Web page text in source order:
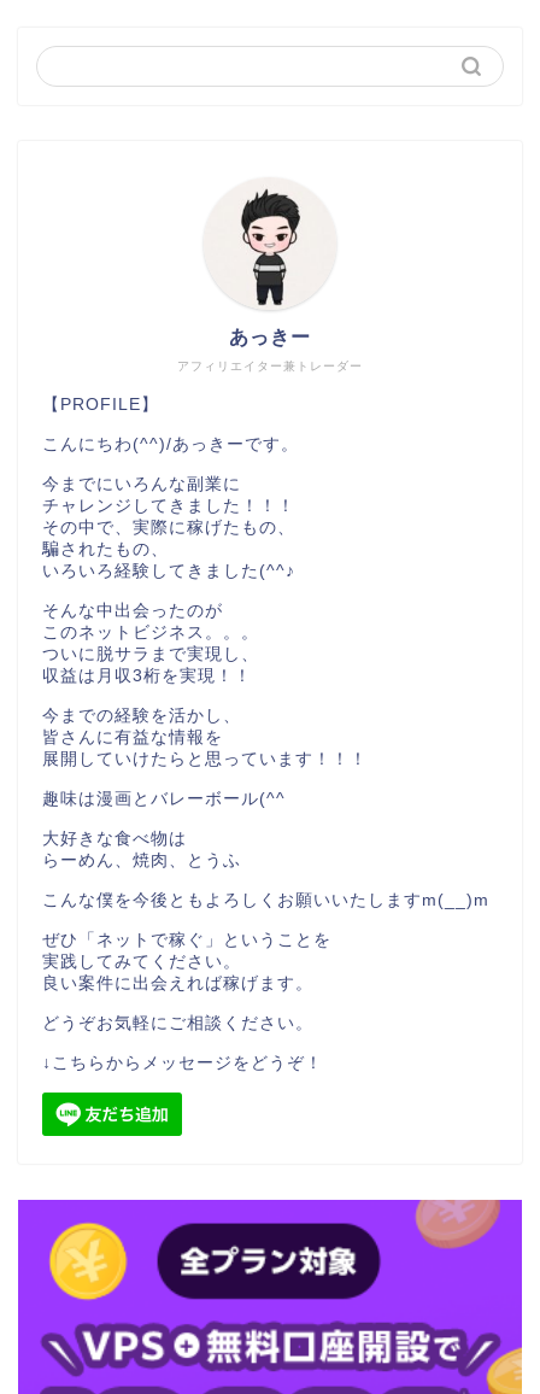
アフィリエイター兼トレーダー
あっきー
【PROFILE】
こんにちわ(^^)/あっきーです。
今までにいろんな副業に
チャレンジしてきました！！！
その中で、実際に稼げたもの、
騙されたもの、
いろいろ経験してきました(^^♪
そんな中出会ったのが
このネットビジネス。。。
ついに脱サラまで実現し、
収益は月収3桁を実現！！
今までの経験を活かし、
皆さんに有益な情報を
展開していけたらと思っています！！！
趣味は漫画とバレーボール(^^
大好きな食べ物は
らーめん、焼肉、とうふ
こんな僕を今後ともよろしくお願いいたしますm(__)m
ぜひ「ネットで稼ぐ」ということを
実践してみてください。
良い案件に出会えれば稼げます。
どうぞお気軽にご相談ください。
↓こちらからメッセージをどうぞ！